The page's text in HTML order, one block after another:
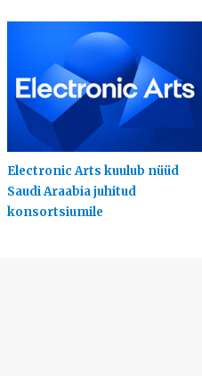
Electronic Arts kuulub nüüd
Saudi Araabia juhitud
konsortsiumile